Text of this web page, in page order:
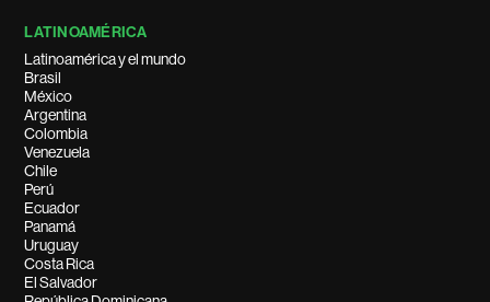
LATINOAMÉRICA
Latinoamérica y el mundo
Brasil
México
Argentina
Colombia
Venezuela
Chile
Perú
Ecuador
Panamá
Uruguay
Costa Rica
El Salvador